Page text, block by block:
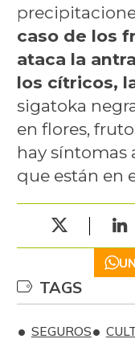
caso de los
ataca la
los cítricos,
sigatoka
en flores,
hay síntomas
que están en
TAGS
SEGUROS